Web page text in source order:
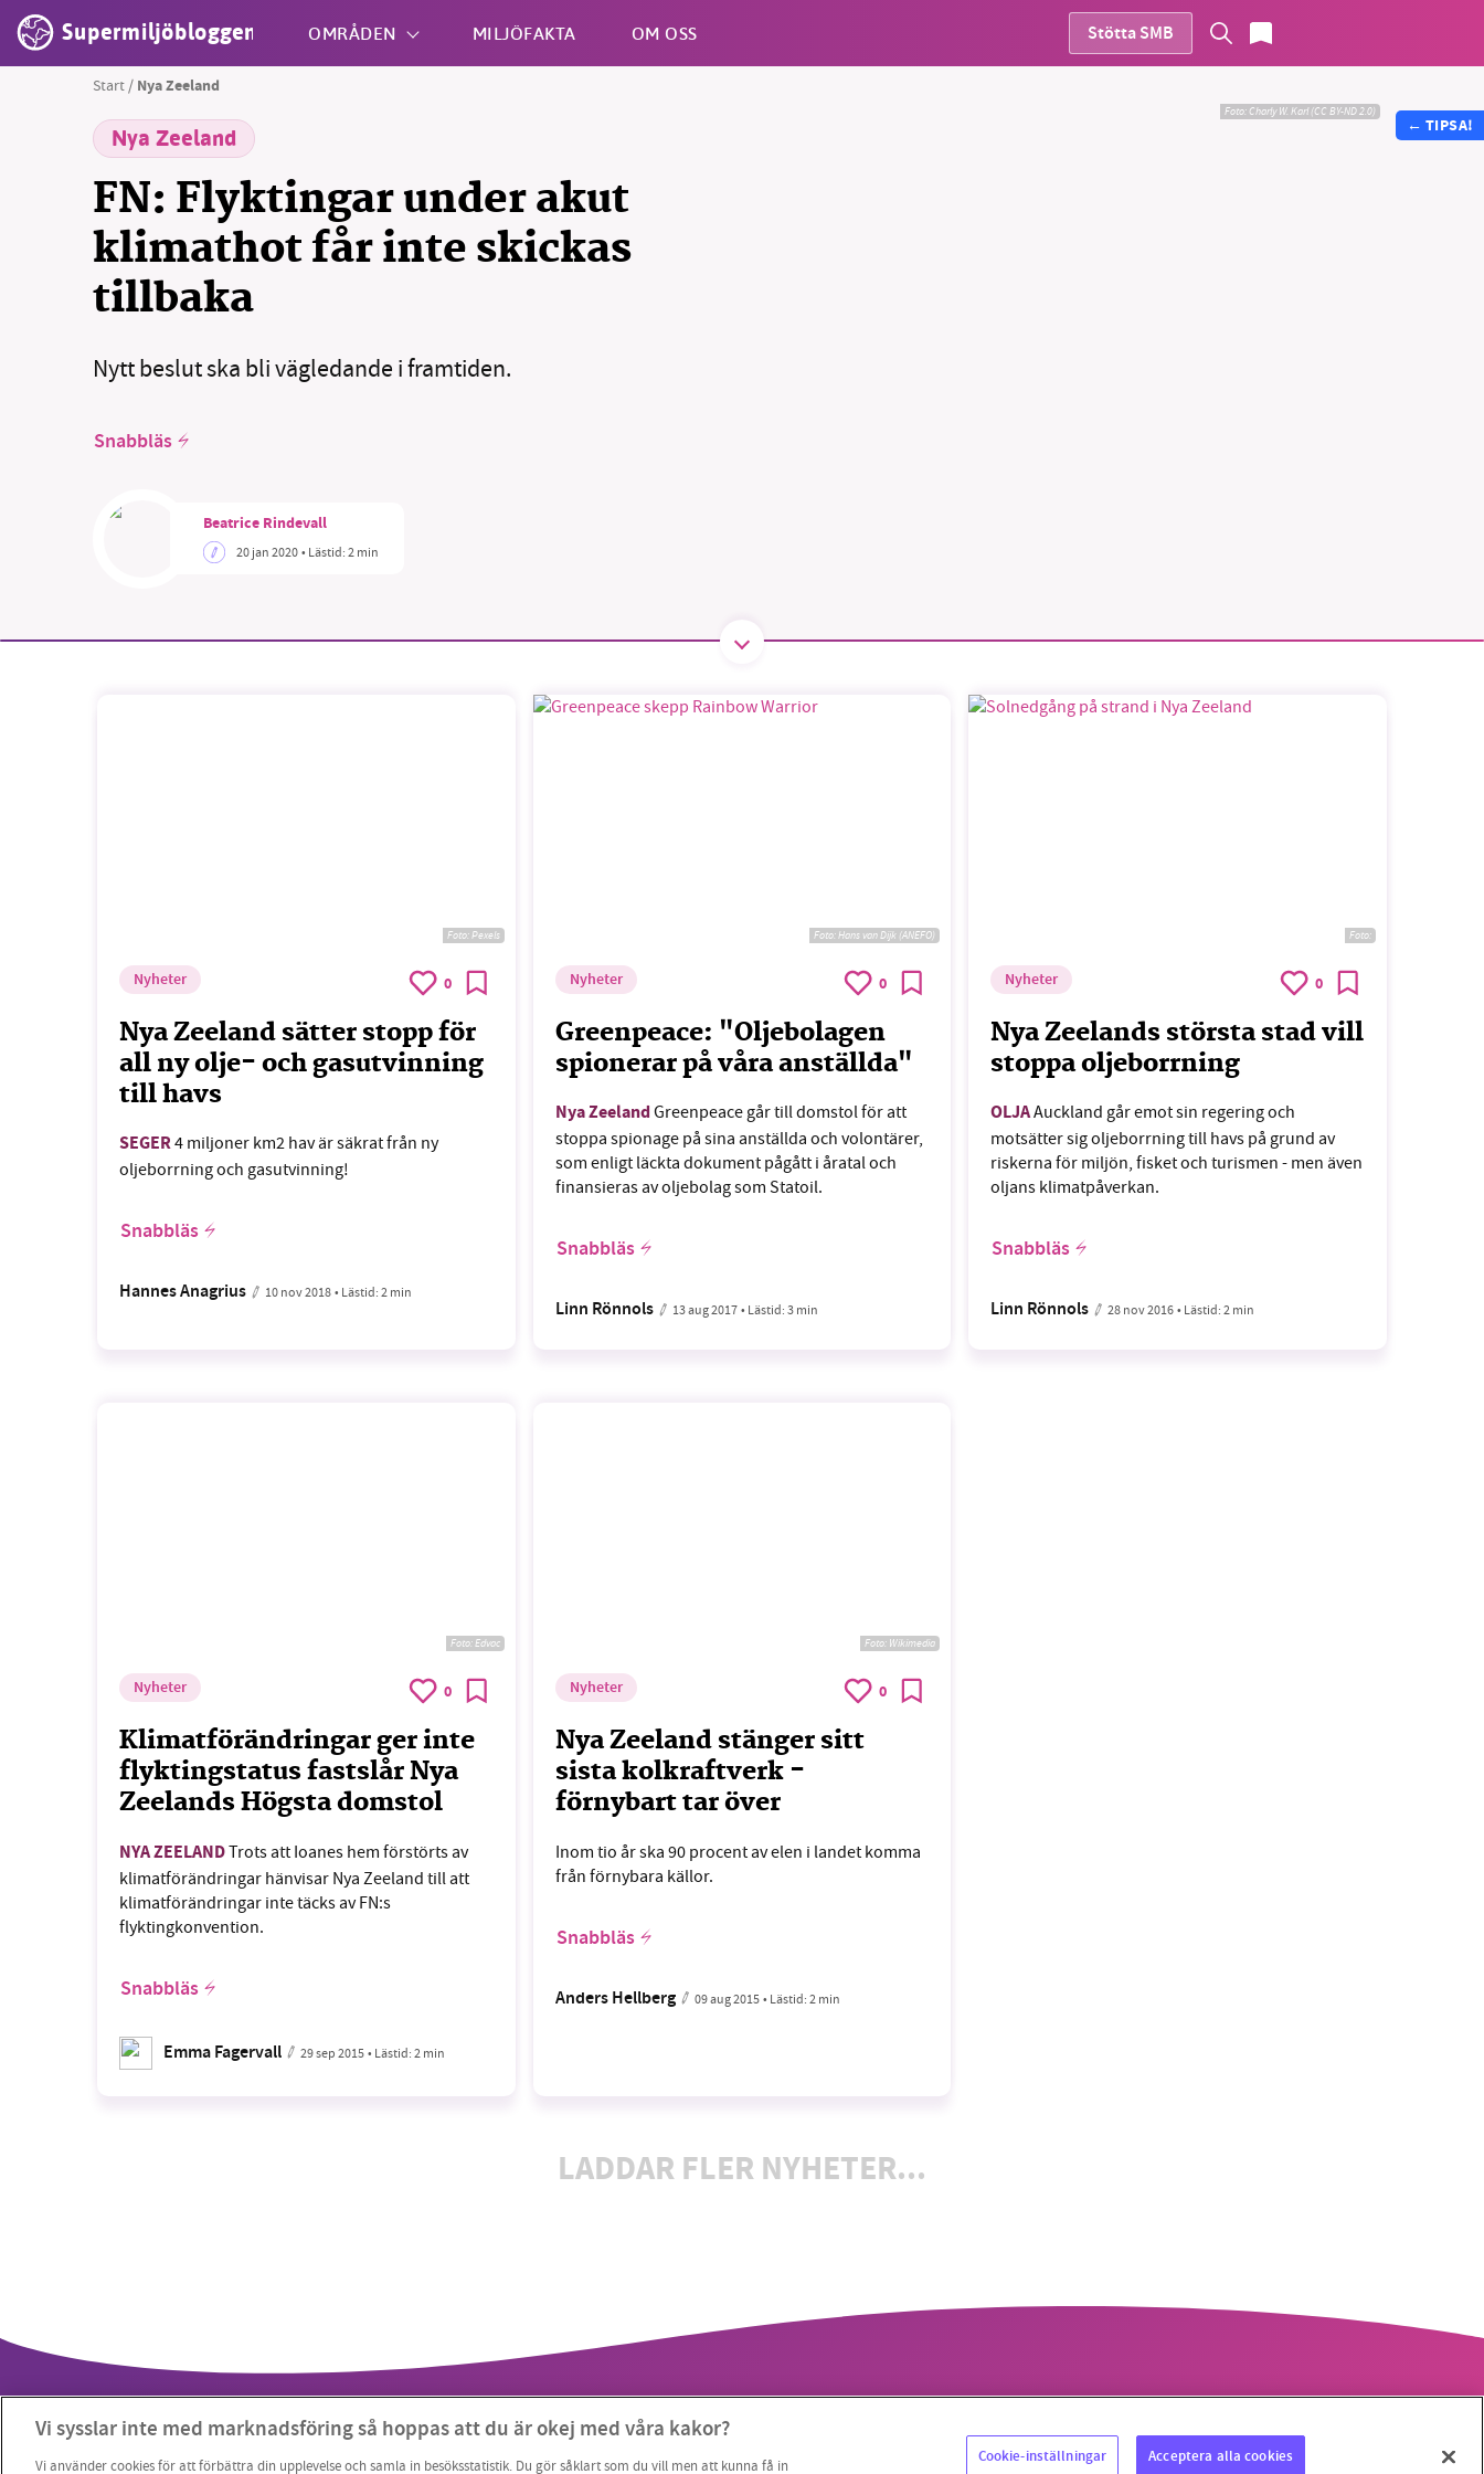
Supermiljöbloggen OMRÅDEN MILJÖFAKTA OM OSS Stötta SMB
Start / Nya Zeeland
Nya Zeeland
FN: Flyktingar under akut
klimathot får inte skickas
tillbaka
Nytt beslut ska bli vägledande i framtiden.
Snabbläs
Beatrice Rindevall
20 jan 2020• Lästid:2 min
Foto: Charly W. Karl (CC BY-ND 2.0)
Foto:Pexels
Nyheter 0
Nya Zeeland sätter stopp för
all ny olje- och gasutvinning
till havs
SEGER4 miljoner km2 hav är säkrat från ny
oljeborrning och gasutvinning!
Snabbläs
Hannes Anagrius 10 nov 2018• Lästid:2 min
Foto:Hans van Dijk (ANEFO)
Nyheter 0
Greenpeace: "Oljebolagen
spionerar på våra anställda"
Nya ZeelandGreenpeace går till domstol för att
stoppa spionage på sina anställda och volontärer,
som enligt läckta dokument pågått i åratal och
finansieras av oljebolag som Statoil.
Snabbläs
Linn Rönnols 13 aug 2017 • Lästid:3 min
Foto:
Nyheter 0
Nya Zeelands största stad vill
stoppa oljeborrning
OLJAAuckland går emot sin regering och
motsätter sig oljeborrning till havs på grund av
riskerna för miljön, fisket och turismen - men även
oljans klimatpåverkan.
Snabbläs
Linn Rönnols 28 nov 2016 • Lästid:2 min
Foto:Edvac
Nyheter 0
Klimatförändringar ger inte
flyktingstatus fastslår Nya
Zeelands Högsta domstol
NYA ZEELANDTrots att Ioanes hem förstörts av
klimatförändringar hänvisar Nya Zeeland till att
klimatförändringar inte täcks av FN:s
flyktingkonvention.
Snabbläs
Emma Fagervall 29 sep 2015• Lästid:2 min
Foto: Wikimedia
Nyheter 0
Nya Zeeland stänger sitt
sista kolkraftverk -
förnybart tar över
Inom tio år ska 90 procent av elen i landet komma
från förnybara källor.
Snabbläs
Anders Hellberg 09 aug 2015 • Lästid:2 min
LADDAR FLER NYHETER...
← TIPSA!
nyhetsbevakning och granskningar. Nu vill vi utveckla vårt arbete –
Vi sysslar inte med marknadsföring så hoppas att du är okej med våra kakor?
Vi använder cookies för att förbättra din upplevelse och samla in besöksstatistik. Du gör såklart som du vill men att kunna få in Cookie-inställningar Acceptera alla cookies